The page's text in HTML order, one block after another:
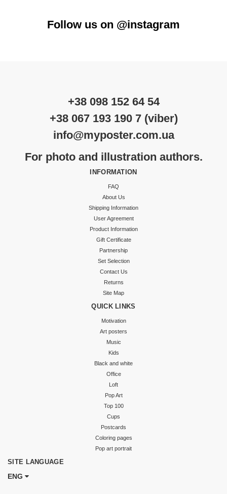
Follow us on @instagram
+38 098 152 64 54
+38 067 193 190 7 (viber)
info@myposter.com.ua
For photo and illustration authors.
INFORMATION
FAQ
About Us
Shipping Information
User Agreement
Product Information
Gift Certificate
Partnership
Set Selection
Contact Us
Returns
Site Map
QUICK LINKS
Motivation
Art posters
Music
Kids
Black and white
Office
Loft
Pop Art
Top 100
Cups
Postcards
Coloring pages
Pop art portrait
SITE LANGUAGE
ENG